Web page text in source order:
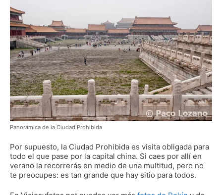
Panorámica de la Ciudad Prohibida
Por supuesto, la Ciudad Prohibida es visita obligada para
todo el que pase por la capital china. Si caes por allí en
verano la recorrerás en medio de una multitud, pero no
te preocupes: es tan grande que hay sitio para todos.